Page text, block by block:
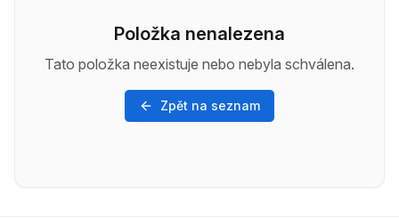
Položka nenalezena
Tato položka neexistuje nebo nebyla schválena.
Zpět na seznam